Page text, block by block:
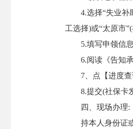
4.选择“失业
工选择)或“太原市
5.填写申领信
6.阅读《告知
7、点【进度
8.提交(社保卡
四、现场办理:
持本人身份证